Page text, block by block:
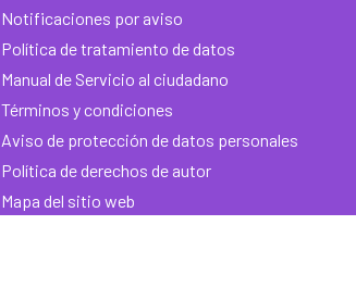
Notificaciones por aviso
Política de tratamiento de datos
Manual de Servicio al ciudadano
Términos y condiciones
Aviso de protección de datos personales
Política de derechos de autor
Mapa del sitio web